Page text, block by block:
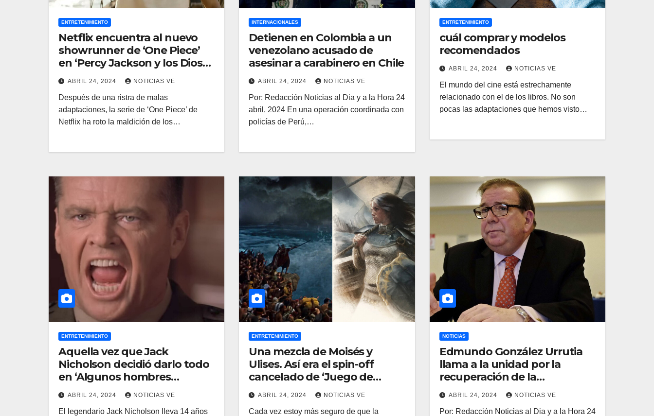
ENTRETENIMIENTO
Netflix encuentra al nuevo
showrunner de ‘One Piece’
en ‘Percy Jackson y los Dioses
del Olimpo’. El rodaje de la
temporada 2 está a punto de
empezar, y hay una fecha de
estreno en mente
ABRIL 24, 2024 NOTICIAS VE
Después de una ristra de malas
adaptaciones, la serie de ‘One Piece’ de
Netflix ha roto la maldición de los…
INTERNACIONALES
Detienen en Colombia a un
venezolano acusado de
asesinar a carabinero en Chile
ABRIL 24, 2024 NOTICIAS VE
Por: Redacción Noticias al Dia y a la Hora 24
abril, 2024 En una operación coordinada con
policías de Perú,…
ENTRETENIMIENTO
cuál comprar y modelos
recomendados
ABRIL 24, 2024 NOTICIAS VE
El mundo del cine está estrechamente
relacionado con el de los libros. No son
pocas las adaptaciones que hemos visto…
ENTRETENIMIENTO
Aquella vez que Jack
Nicholson decidió darlo todo
en ‘Algunos hombres
buenos’ incluso cuando la
cámara no le enfocaba
ABRIL 24, 2024 NOTICIAS VE
El legendario Jack Nicholson lleva 14 años
ENTRETENIMIENTO
Una mezcla de Moisés y
Ulises. Así era el spin-off
cancelado de ‘Juego de
tronos’ del guionista de ‘L.A.
Confidencial’
ABRIL 24, 2024 NOTICIAS VE
Cada vez estoy más seguro de que la
NOTICIAS
Edmundo González Urrutia
llama a la unidad por la
recuperación de la
democracia
ABRIL 24, 2024 NOTICIAS VE
Por: Redacción Noticias al Dia y a la Hora 24